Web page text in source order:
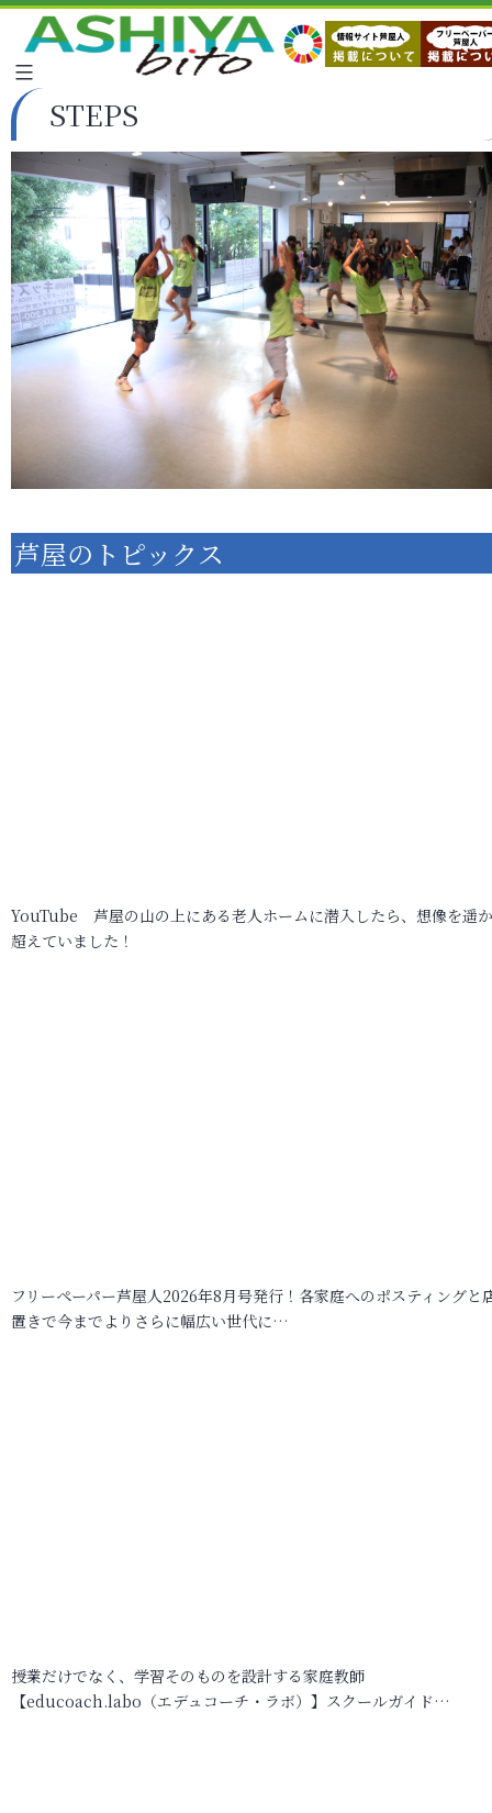
STEPS
芦屋のトピックス
YouTube 芦屋の山の上にある老人ホームに潜入したら、想像を遥
超えていました！
フリーペーパー芦屋人2026年8月号発行！各家庭へのポスティングと
置きで今までよりさらに幅広い世代に…
授業だけでなく、学習そのものを設計する家庭教師
【educoach.labo（エデュコーチ・ラボ）】スクールガイド…